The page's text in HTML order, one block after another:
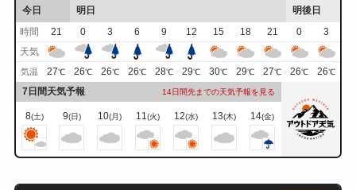
今日 明日
明後日
時間
21 0 3 6 9 12 15 18 21 0
3
天気
気温 27℃ 26℃ 26℃ 26℃ 28℃ 29℃ 30℃ 29℃ 27℃ 26℃ 26℃
7日間天気予報 14日間先までの天気予報を見る
8(土) 9(日) 10(月) 11 (火) 12(水) 13(木) 14(金)